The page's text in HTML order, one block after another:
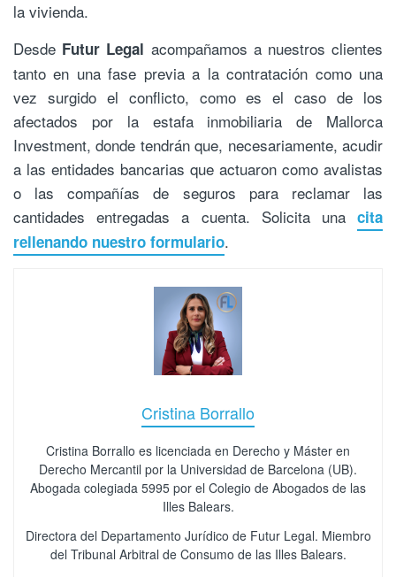
la vivienda.
Desde Futur Legal acompañamos a nuestros clientes
tanto en una fase previa a la contratación como una
vez surgido el conflicto, como es el caso de los
afectados por la estafa inmobiliaria de Mallorca
Investment, donde tendrán que, necesariamente, acudir
a las entidades bancarias que actuaron como avalistas
o las compañías de seguros para reclamar las
cantidades entregadas a cuenta. Solicita una cita
rellenando nuestro formulario.
Cristina Borrallo
Cristina Borrallo es licenciada en Derecho y Máster en
Derecho Mercantil por la Universidad de Barcelona (UB).
Abogada colegiada 5995 por el Colegio de Abogados de las
Illes Balears.
Directora del Departamento Jurídico de Futur Legal. Miembro
del Tribunal Arbitral de Consumo de las Illes Balears.